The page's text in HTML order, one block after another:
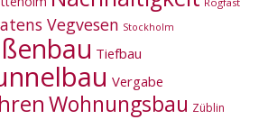
Vegvesen Stockholm
Tiefbau
Vergabe
Wohnungsbau Züblin